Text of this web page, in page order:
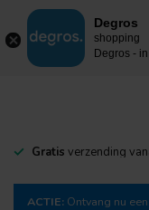
MENU
Gratis verzending
ACTIE: Ontvang nu een
Degros
shopping
Degros -